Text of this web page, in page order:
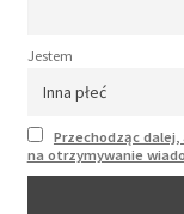
Jestem
Przechodząc
na otrzymywanie